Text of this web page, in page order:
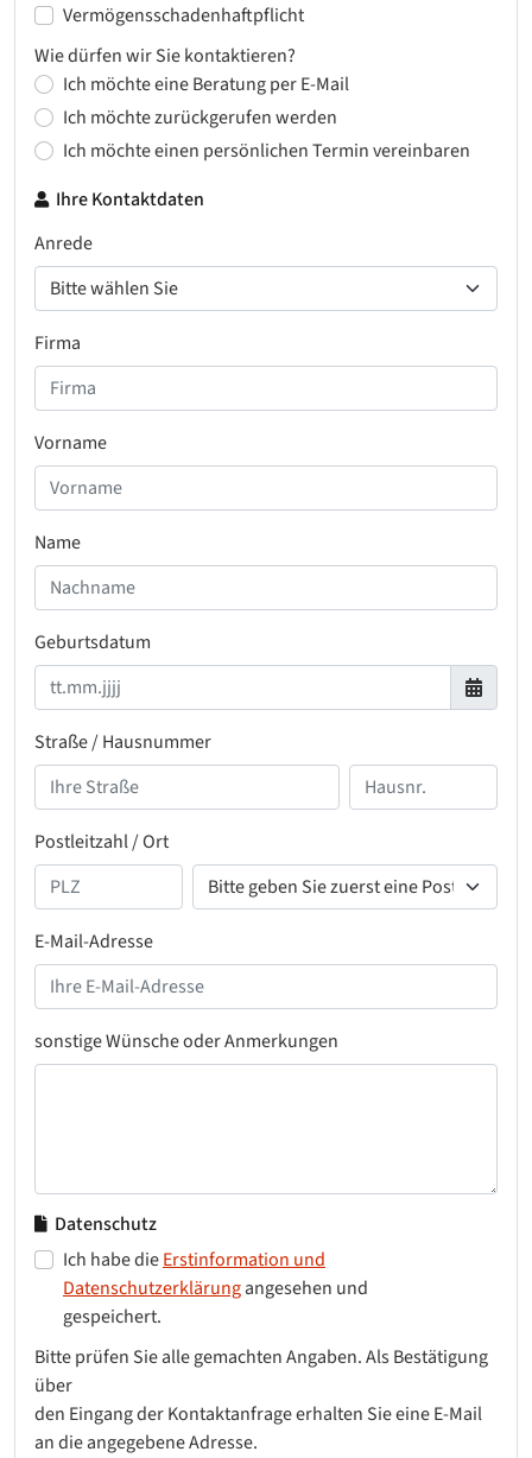
Vermögensschadenhaftpflicht
Wie dürfen wir Sie kontaktieren?
Ich möchte eine Beratung per E-Mail
Ich möchte zurückgerufen werden
Ich möchte einen persönlichen Termin vereinbaren
Ihre Kontaktdaten
Anrede
Firma
Vorname
Name
Geburtsdatum
Straße / Hausnummer
Postleitzahl / Ort
E-Mail-Adresse
sonstige Wünsche oder Anmerkungen
Datenschutz
Ich habe dieErstinformation und
Datenschutzerklärungangesehen und
gespeichert.
Bitte prüfen Sie alle gemachten Angaben. Als Bestätigung
über
den Eingang der Kontaktanfrage erhalten Sie eine E-Mail
an die angegebene Adresse.